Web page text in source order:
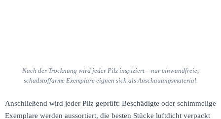
Nach der Trocknung wird jeder Pilz inspiziert – nur einwandfreie,
schadstoffarme Exemplare eignen sich als Anschauungsmaterial.
Anschließend wird jeder Pilz geprüft: Beschädigte oder schimmelige
Exemplare werden aussortiert, die besten Stücke luftdicht verpackt